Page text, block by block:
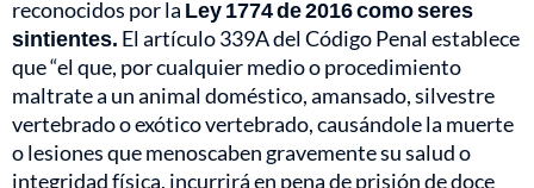
reconocidos por la Ley 1774 de 2016 como seres
sintientes. El artículo 339A del Código Penal establece
que “el que, por cualquier medio o procedimiento
maltrate a un animal doméstico, amansado, silvestre
vertebrado o exótico vertebrado, causándole la muerte
o lesiones que menoscaben gravemente su salud o
integridad física, incurrirá en pena de prisión de doce